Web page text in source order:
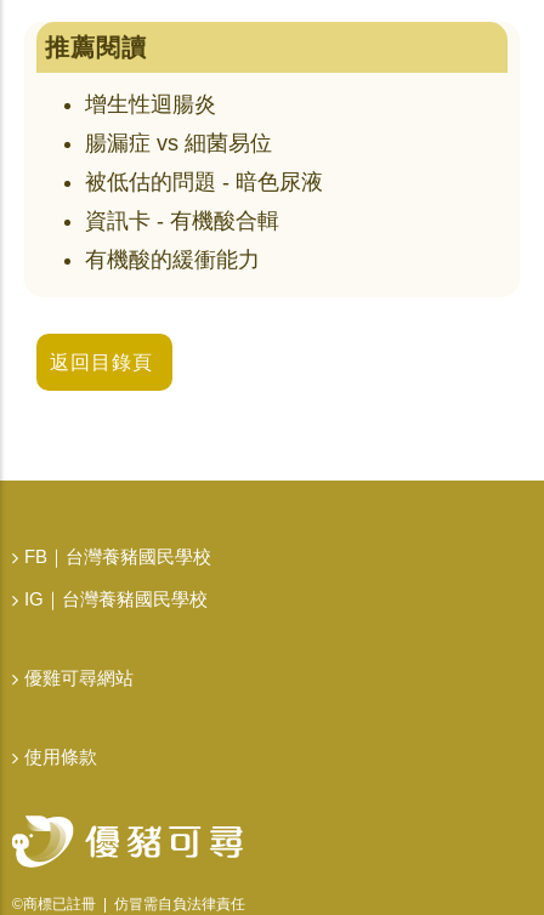
推薦閱讀
增生性迴腸炎
腸漏症 vs 細菌易位
被低估的問題 - 暗色尿液
資訊卡 - 有機酸合輯
有機酸的緩衝能力
返回目錄頁
FB｜台灣養豬國民學校
IG｜台灣養豬國民學校
優雞可尋網站
使用條款
©商標已註冊 | 仿冒需自負法律責任